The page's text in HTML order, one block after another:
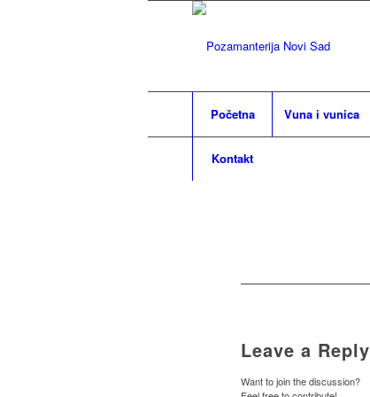
Početna Vuna i vunica
Kontakt
Leave a Reply
Want to join the discussion?